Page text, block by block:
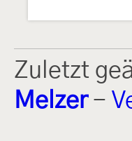
Zuletzt
Melzer-